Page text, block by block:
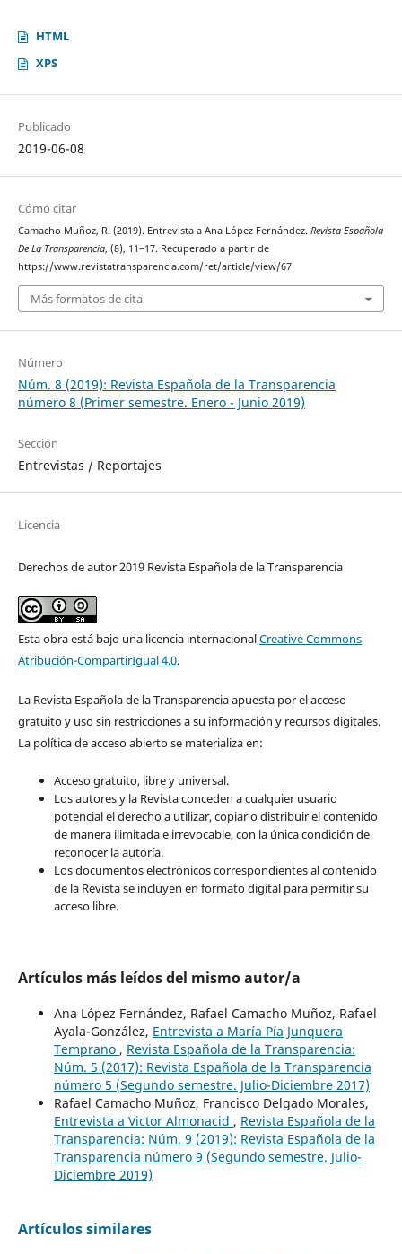
HTML
XPS
Publicado
2019-06-08
Cómo citar
Camacho Muñoz, R. (2019). Entrevista a Ana López Fernández. Revista Española
De La Transparencia, (8), 11–17. Recuperado a partir de
https://www.revistatransparencia.com/ret/article/view/67
Más formatos de cita
Número
Núm. 8 (2019): Revista Española de la Transparencia
número 8 (Primer semestre. Enero - Junio 2019)
Sección
Entrevistas / Reportajes
Licencia
Derechos de autor 2019 Revista Española de la Transparencia
Esta obra está bajo una licencia internacionalCreative Commons
Atribución-CompartirIgual 4.0.
La Revista Española de la Transparencia apuesta por el acceso
gratuito y uso sin restricciones a su información y recursos digitales.
La política de acceso abierto se materializa en:
Acceso gratuito, libre y universal.
Los autores y la Revista conceden a cualquier usuario
potencial el derecho a utilizar, copiar o distribuir el contenido
de manera ilimitada e irrevocable, con la única condición de
reconocer la autoría.
Los documentos electrónicos correspondientes al contenido
de la Revista se incluyen en formato digital para permitir su
acceso libre.
Artículos más leídos del mismo autor/a
Ana López Fernández, Rafael Camacho Muñoz, Rafael
Ayala-González, Entrevista a María Pía Junquera
Temprano , Revista Española de la Transparencia:
Núm. 5 (2017): Revista Española de la Transparencia
número 5 (Segundo semestre. Julio-Diciembre 2017)
Rafael Camacho Muñoz, Francisco Delgado Morales,
Entrevista a Victor Almonacid , Revista Española de la
Transparencia: Núm. 9 (2019): Revista Española de la
Transparencia número 9 (Segundo semestre. Julio-
Diciembre 2019)
Artículos similares